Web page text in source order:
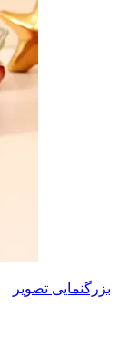
بزرگنمایی تصویر